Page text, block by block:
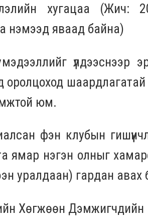
хугацаа (Жич:
нэмээд яваад байна)
мэдээллийг
оролцоход шаардлагатай
юм.
фэн клубын
ямар нэгэн олныг
уралдаан) гардан
Хөгжөөн